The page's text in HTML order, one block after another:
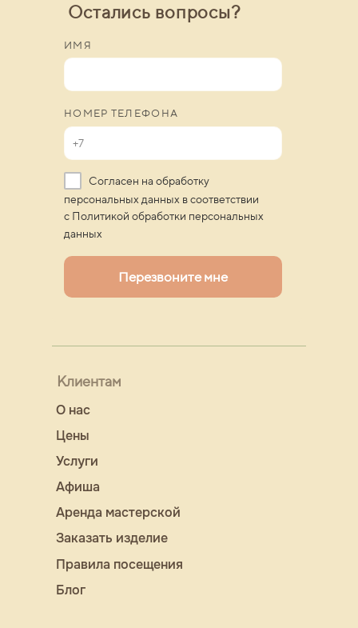
Остались вопросы?
ИМЯ
НОМЕР ТЕЛЕФОНА
Согласен на обработку
персональных данных в соответствии
с Политикой обработки персональных
данных
Перезвоните мне
Клиентам
О нас
Цены
Услуги
Афиша
Аренда мастерской
Заказать изделие
Правила посещения
Блог